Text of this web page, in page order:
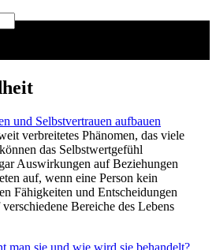
verbreitetes Phänomen, das viele
das Selbstwertgefühl
Auswirkungen auf Beziehungen
auf, wenn eine Person kein
Fähigkeiten und Entscheidungen
Bereiche des Lebens